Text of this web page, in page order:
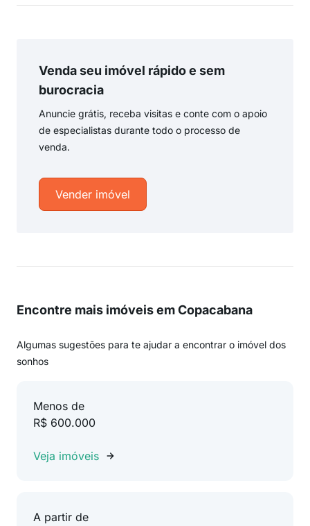
Venda seu imóvel rápido e sem
burocracia
Anuncie grátis, receba visitas e conte com o apoio
de especialistas durante todo o processo de
venda.
Vender imóvel
Encontre mais imóveis em Copacabana
Algumas sugestões para te ajudar a encontrar o imóvel dos
sonhos
Menos de
R$ 600.000
Veja imóveis
A partir de